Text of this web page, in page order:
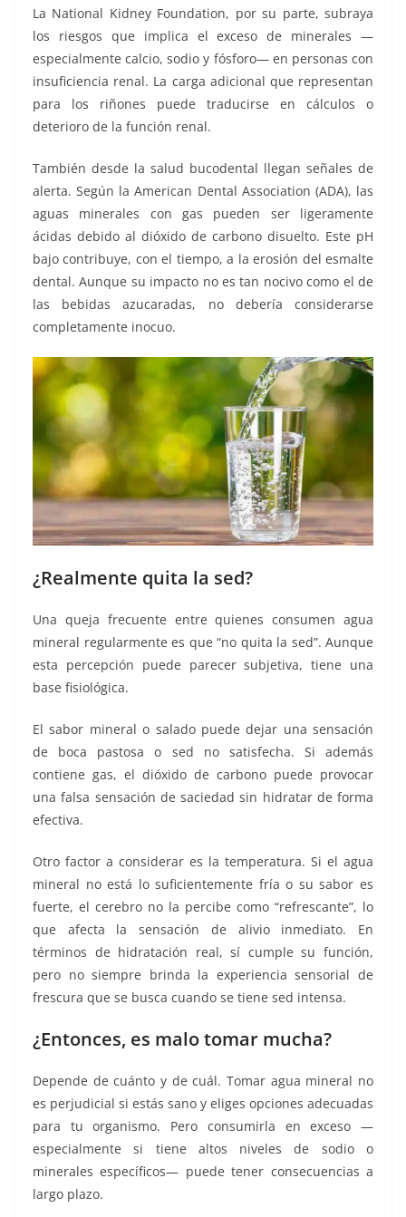
La National Kidney Foundation, por su parte, subraya
los riesgos que implica el exceso de minerales —
especialmente calcio, sodio y fósforo— en personas con
insuficiencia renal. La carga adicional que representan
para los riñones puede traducirse en cálculos o
deterioro de la función renal.
También desde la salud bucodental llegan señales de
alerta. Según la American Dental Association (ADA), las
aguas minerales con gas pueden ser ligeramente
ácidas debido al dióxido de carbono disuelto. Este pH
bajo contribuye, con el tiempo, a la erosión del esmalte
dental. Aunque su impacto no es tan nocivo como el de
las bebidas azucaradas, no debería considerarse
completamente inocuo.
¿Realmente quita la sed?
Una queja frecuente entre quienes consumen agua
mineral regularmente es que “no quita la sed”. Aunque
esta percepción puede parecer subjetiva, tiene una
base fisiológica.
El sabor mineral o salado puede dejar una sensación
de boca pastosa o sed no satisfecha. Si además
contiene gas, el dióxido de carbono puede provocar
una falsa sensación de saciedad sin hidratar de forma
efectiva.
Otro factor a considerar es la temperatura. Si el agua
mineral no está lo suficientemente fría o su sabor es
fuerte, el cerebro no la percibe como “refrescante”, lo
que afecta la sensación de alivio inmediato. En
términos de hidratación real, sí cumple su función,
pero no siempre brinda la experiencia sensorial de
frescura que se busca cuando se tiene sed intensa.
¿Entonces, es malo tomar mucha?
Depende de cuánto y de cuál. Tomar agua mineral no
es perjudicial si estás sano y eliges opciones adecuadas
para tu organismo. Pero consumirla en exceso —
especialmente si tiene altos niveles de sodio o
minerales específicos— puede tener consecuencias a
largo plazo.